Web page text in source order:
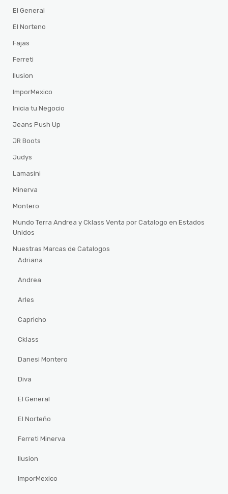
El General
El Norteno
Fajas
Ferreti
Ilusion
ImporMexico
Inicia tu Negocio
Jeans Push Up
JR Boots
Judys
Lamasini
Minerva
Montero
Mundo Terra Andrea y Cklass Venta por Catalogo en Estados
Unidos
Nuestras Marcas de Catalogos
Adriana
Andrea
Arles
Capricho
Cklass
Danesi Montero
Diva
El General
El Norteño
Ferreti Minerva
Ilusion
ImporMexico